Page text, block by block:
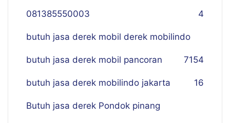
081385550003 4
butuh jasa derek mobil derek mobilindo
154
butuh jasa derek mobil pancoran 7
butuh jasa derek mobilindo jakarta 16
Butuh jasa derek Pondok pinang